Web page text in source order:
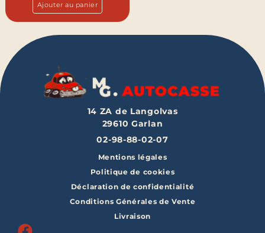
Ajouter au panier
14 ZA de Langolvas
29610 Garlan
02-98-88-02-07
Mentions légales
Politique de cookies
Déclaration de confidentialité
Conditions Générales de Vente
Livraison